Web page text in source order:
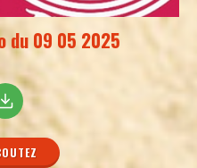
du 09 05 2025